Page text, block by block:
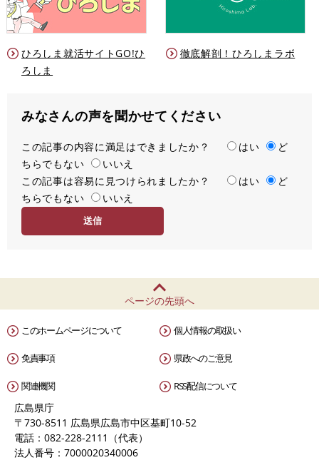
ひろしま就活サイトGO!ひ
ろしま
徹底解剖！ひろしまラボ
みなさんの声を聞かせてください
満
足
度
この記事の内容に満足はできましたか？ はい
ど
ちらでもない
いいえ
容
易
この記事は容易に見つけられましたか？ はい
ど
ちらでもない
いいえ
ページの先頭へ
このホームページについて 個人情報の取扱い
免責事項 県政へのご意見
関連機関 RSS配信について
広島県庁
〒730-8511 広島県広島市中区基町10-52
電話：082-228-2111（代表）
法人番号：7000020340006